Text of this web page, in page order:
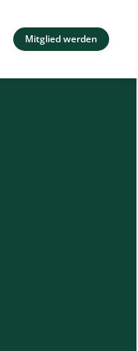
Mitglied werden